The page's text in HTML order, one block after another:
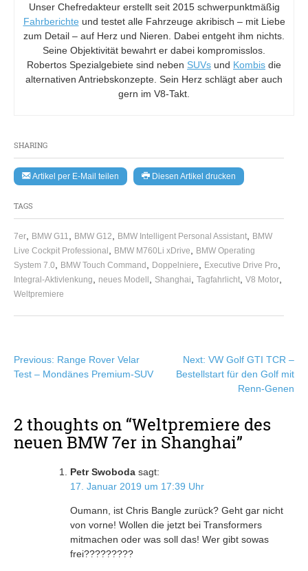
SHARING
Artikel per E-Mail teilen Diesen Artikel drucken
TAGS
7er, BMW G11, BMW G12, BMW Intelligent Personal Assistant, BMW
Live Cockpit Professional , BMW M760Li xDrive, BMW Operating
System 7.0, BMW Touch Command , Doppelniere, Executive Drive Pro,
Integral-Aktivlenkung, neues Modell , Shanghai, Tagfahrlicht, V8 Motor,
Weltpremiere
Unser Chefredakteur erstellt seit 2015 schwerpunktmäßig
Fahrberichte und testet alle Fahrzeuge akribisch – mit Liebe
zum Detail – auf Herz und Nieren. Dabei entgeht ihm nichts.
Seine Objektivität bewahrt er dabei kompromisslos.
Robertos Spezialgebiete sind neben SUVs und Kombis die
alternativen Antriebskonzepte. Sein Herz schlägt aber auch
gern im V8-Takt.
Beitragsnavigation
Previous: Range Rover Velar
Test – Mondänes Premium-SUV
Next: VW Golf GTI TCR –
Bestellstart für den Golf mit
Renn-Genen
2 thoughts on “Weltpremiere des
neuen BMW 7er in Shanghai”
Petr Swoboda sagt:
17. Januar 2019 um 17:39 Uhr
Oumann, ist Chris Bangle zurück? Geht gar nicht
von vorne! Wollen die jetzt bei Transformers
mitmachen oder was soll das! Wer gibt sowas
frei?????????